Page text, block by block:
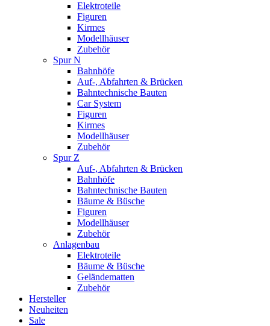
Elektroteile
Figuren
Kirmes
Modellhäuser
Zubehör
Spur N
Bahnhöfe
Auf-, Abfahrten & Brücken
Bahntechnische Bauten
Car System
Figuren
Kirmes
Modellhäuser
Zubehör
Spur Z
Auf-, Abfahrten & Brücken
Bahnhöfe
Bahntechnische Bauten
Bäume & Büsche
Figuren
Modellhäuser
Zubehör
Anlagenbau
Elektroteile
Bäume & Büsche
Geländematten
Zubehör
Hersteller
Neuheiten
Sale